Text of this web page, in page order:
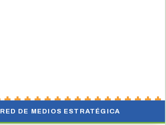
RED DE MEDIOS ESTRATÉGICA